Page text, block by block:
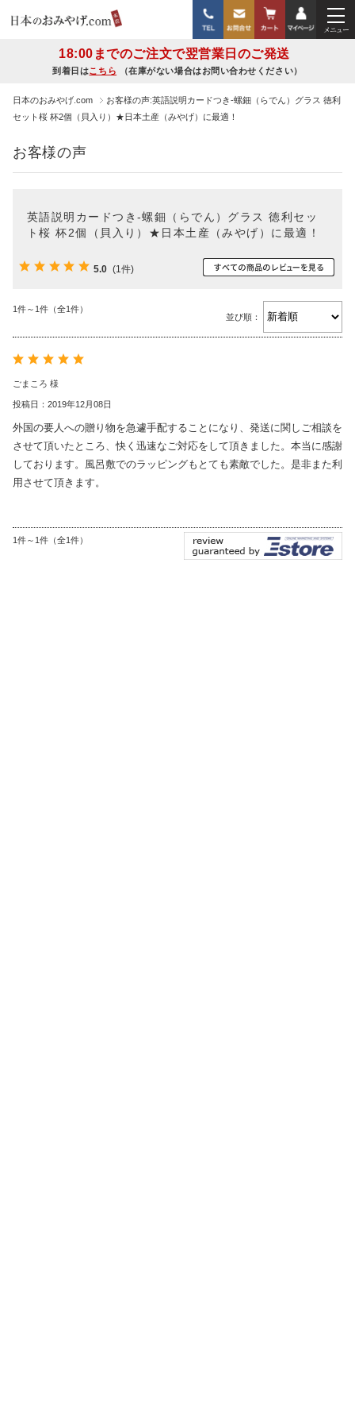
18:00までのご注文で翌営業日のご発送
到着日はこちら （在庫がない場合はお問い合わせください）
日本のおみやげ.com
お客様の声:英語説明カードつき-螺鈿（らでん）グラス 徳利
セット桜 杯2個（貝入り）★日本土産（みやげ）に最適！
お客様の声
英語説明カードつき-螺鈿（らでん）グラス 徳利セッ
ト桜 杯2個（貝入り）★日本土産（みやげ）に最適！
5.0 (1件)
1件～1件（全1件）
並び順：
ごまころ 様
投稿日：2019年12月08日
外国の要人への贈り物を急遽手配することになり、発送に関しご相談を
させて頂いたところ、快く迅速なご対応をして頂きました。本当に感謝
しております。風呂敷でのラッピングもとても素敵でした。是非また利
用させて頂きます。
1件～1件（全1件）